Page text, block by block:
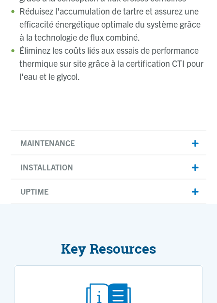
Réduisez l'accumulation de tartre et assurez une
efficacité énergétique optimale du système grâce
à la technologie de flux combiné.
Éliminez les coûts liés aux essais de performance
thermique sur site grâce à la certification CTI pour
l'eau et le glycol.
MAINTENANCE
INSTALLATION
UPTIME
Key Resources